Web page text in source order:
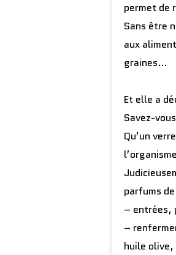
permet de
Sans être
aux
graines…
Et elle a
Savez-
Qu’un
parfums
– entrées,
–
huile